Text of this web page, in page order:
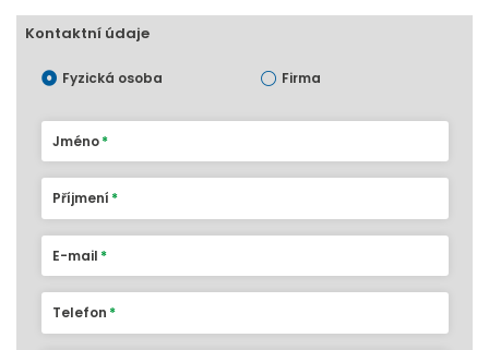
Kontaktní údaje
Fyzická osoba Firma
Jméno
Příjmení
E-mail
Telefon